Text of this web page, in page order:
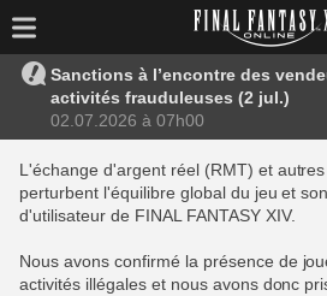
Sanctions à l’encontre des
activités frauduleuses (2 jul.)
02.07.2026 à 07h00
L'échange d'argent réel (RMT) et
perturbent l'équilibre global du jeu et
d'utilisateur de FINAL FANTASY XIV.
Nous avons confirmé la présence de
activités illégales et nous avons donc